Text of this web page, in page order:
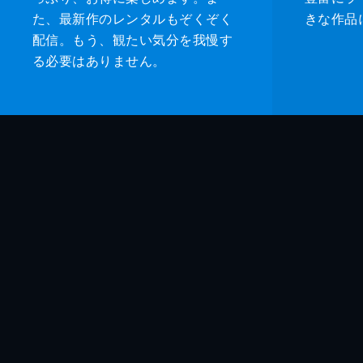
た、最新作のレンタルもぞくぞく
配信。もう、観たい気分を我慢す
る必要はありません。
きな作